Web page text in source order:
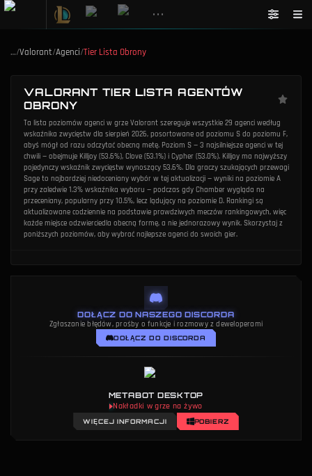
•••
…/Valorant/Agenci/Tier Lista Obrony
VALORANT TIER LISTA AGENTÓW
OBRONY
Ta lista poziomów agenci w grze Valorant szereguje wszystkie 29 agenci według
wskaźnika zwycięstw dla sierpień 2026, posortowane od poziomu S do poziomu F,
abyś mógł od razu odczytać obecną metę. Poziom S — 3 najsilniejsze agenci w tej
chwili — obejmuje Killjoy (53.6%), Clove (53.1%) i Cypher (53.0%). Killjoy ma najwyższy
pojedynczy wskaźnik zwycięstw wynoszący 53.6%. Dla graczy szukających przewagi
Sage to najbardziej niedoceniany wybór w tej aktualizacji — wyniki na poziomie A
przy zaledwie 1.3% wskaźnika wyboru — podczas gdy Chamber wygląda na
przeceniany, popularny przy 10.5%, lecz lądujący na poziomie D. Rankingi są
aktualizowane codziennie na podstawie prawdziwych meczów rankingowych, więc
każde miejsce odzwierciedla obecną formę, a nie jednorazowy wynik. Skorzystaj z
poniższych poziomów, aby wybrać najlepsze agenci do swoich gier.
DOŁĄCZ DO NASZEGO DISCORDA
Zgłaszanie błędów, prośby o funkcje i rozmowy z deweloperami
DOŁĄCZ DO DISCORDA
METABOT DESKTOP
Nakładki w grze na żywo
WIĘCEJ INFORMACJI POBIERZ